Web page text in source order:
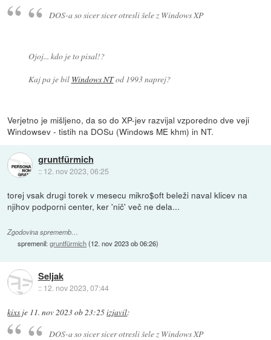
DOS-a so sicer sicer otresli šele z Windows XP
Ojoj... kdo je to pisal!?
Kaj pa je bil Windows NTod 1993 naprej?
Verjetno je mišljeno, da so do XP-jev razvijal vzporedno dve veji
Windowsev - tistih na DOSu (Windows ME khm) in NT.
gruntfürmich
:: 12. nov 2023, 06:25
torej vsak drugi torek v mesecu mikro$oft beleži naval klicev na
njihov podporni center, ker 'nič' več ne dela...
Zgodovina sprememb…
spremenil:gruntfürmich(12. nov 2023 ob 06:26)
Seljak
:: 12. nov 2023, 07:44
kixs je 11. nov 2023 ob 23:25izjavil:
DOS-a so sicer sicer otresli šele z Windows XP